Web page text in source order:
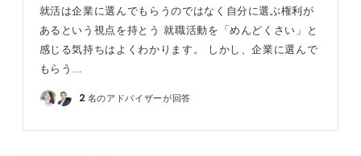
う。
そして、こうした最低限の準備ができたら、実際にいく
つか面接を受けてみてください。
実践を通して自分の改善点が見つかり、それが次の対策
就活は企業に選んでもらうのではなく自分に選ぶ権利が
あるという視点を持とう 就職活動を「めんどくさい」と
感じる気持ちはよくわかります。 しかし、企業に選んで
もらう…
2 名のアドバイザーが回答